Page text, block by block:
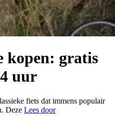
kopen: gratis
uur
fiets dat immens populair
Deze Lees door